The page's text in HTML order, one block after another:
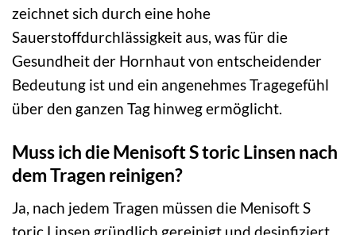
zeichnet sich durch eine hohe
Sauerstoffdurchlässigkeit aus, was für die
Gesundheit der Hornhaut von entscheidender
Bedeutung ist und ein angenehmes Tragegefühl
über den ganzen Tag hinweg ermöglicht.
Muss ich die Menisoft S toric Linsen nach
dem Tragen reinigen?
Ja, nach jedem Tragen müssen die Menisoft S
toric Linsen gründlich gereinigt und desinfiziert